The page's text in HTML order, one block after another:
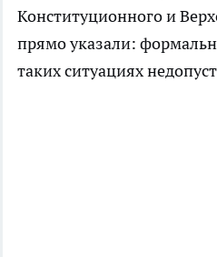
Конституционного и
прямо указали:
таких ситуациях